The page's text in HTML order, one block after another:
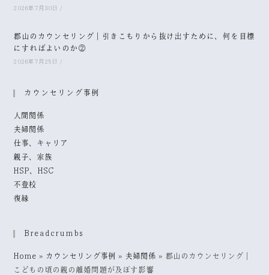
2026年7月30日 /
郡山のカウンセリング｜引きこもりから抜け出すために、何を目標
にすればよいのか②
2026年7月28日 /
カウンセリング事例
人間関係
夫婦関係
仕事、キャリア
親子、家族
HSP、HSC
不登校
復縁
Breadcrumbs
Home » カウンセリング事例 » 夫婦関係 » 郡山のカウンセリング｜
こどもの頃の親の離婚問題が及ぼす影響